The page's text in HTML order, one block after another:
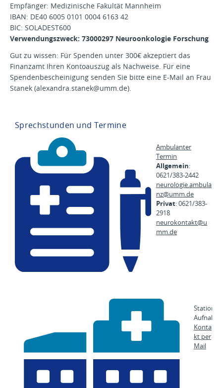
Empfänger: Medizinische Fakultät Mannheim
IBAN: DE40 6005 0101 0004 6163 42
BIC: SOLADEST600
Verwendungszweck: 73000297 Neuroonkologie Forschung
Gut zu wissen: Für Spenden unter 300€ akzeptiert das
Finanzamt Ihren Kontoauszug als Nachweise. Für eine
Spendenbescheinigung senden Sie bitte eine E-Mail an Frau
Stanek (alexandra.stanek@umm.de).
Sprechstunden und Termine
Ambulanter
Termin
Allgemein:
0621/383-2442
neurologie.ambula
nz@umm.de
Privat: 0621/383-
2918
neurokontakt@u
mm.de
Konta
kt per
Mail